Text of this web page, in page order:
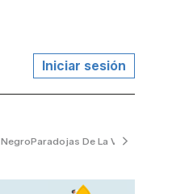
Iniciar sesión
Paradojas De La Vida